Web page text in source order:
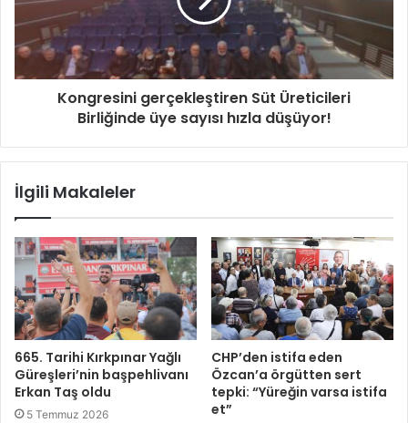
Kongresini gerçekleştiren Süt Üreticileri
Birliğinde üye sayısı hızla düşüyor!
İlgili Makaleler
665. Tarihi Kırkpınar Yağlı
Güreşleri’nin başpehlivanı
Erkan Taş oldu
5 Temmuz 2026
CHP’den istifa eden
Özcan’a örgütten sert
tepki: “Yüreğin varsa istifa
et”